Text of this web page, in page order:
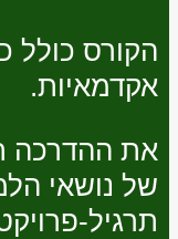
אקדמאיות.
את ההדרכה
של נושאי
תרגיל-